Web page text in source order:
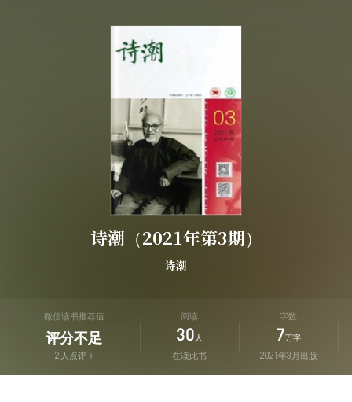
诗潮（2021年第3期）
诗潮
微信读书推荐值
评分不足
2 人点评
阅读
30 人
在读此书
字数
7 万字
2021年3月出版